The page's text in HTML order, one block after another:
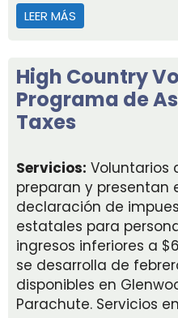
LEER MÁS
High Country
Programa de
Taxes
Servicios: Voluntarios
preparan y presentan
declaración de
estatales para
ingresos inferiores a
se desarrolla de
disponibles en
Parachute. Servicios